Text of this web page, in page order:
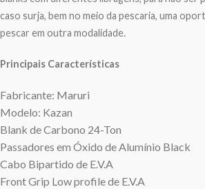
caso surja, bem no meio da pescaria, uma
pescar em outra modalidade.
Principais Características
Fabricante: Maruri
Modelo: Kazan
Blank de Carbono 24-Ton
Passadores em Óxido de Alumínio Black
Cabo Bipartido de E.V.A
Front Grip Low profile de E.V.A